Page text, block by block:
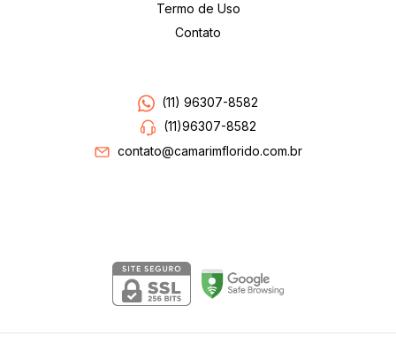
Termo de Uso
Contato
(11) 96307-8582
(11)96307-8582
contato@camarimflorido.com.br